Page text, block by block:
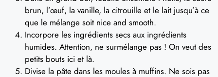
brun, l’œuf, la vanille, la citrouille et le lait jusqu’à ce
que le mélange soit nice and smooth.
Incorpore les ingrédients secs aux ingrédients
humides. Attention, ne surmélange pas ! On veut des
petits bouts ici et là.
Divise la pâte dans les moules à muffins. Ne sois pas